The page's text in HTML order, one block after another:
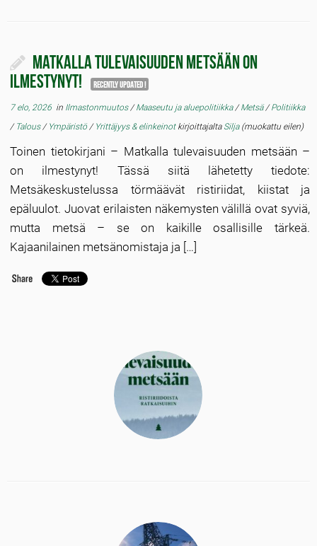
Matkalla tulevaisuuden metsään on
ilmestynyt!
Recently updated !
7 elo, 2026 in Ilmastonmuutos/Maaseutu ja aluepolitiikka/Metsä/Politiikka
/ Talous/ Ympäristö/ Yrittäjyys & elinkeinot kirjoittajalta Silja(muokattu eilen)
Toinen tietokirjani – Matkalla tulevaisuuden metsään –
on ilmestynyt! Tässä siitä lähetetty tiedote:
Metsäkeskustelussa törmäävät ristiriidat, kiistat ja
epäluulot. Juovat erilaisten näkemysten välillä ovat syviä,
mutta metsä – se on kaikille osallisille tärkeä.
Kajaanilainen metsänomistaja ja […]